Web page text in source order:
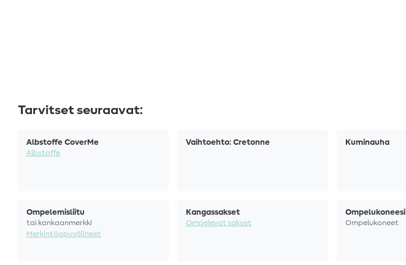
Tarvitset seuraavat:
Albstoffe CoverMe
Albstoffe
Vaihtoehto: Cretonne Kuminauha
Ompelemisliitu
tai kankaanmerkki
Merkintäapuvälineet
Kangassakset
Ompelevat sakset
Ompelukoneesi
Ompelukoneet